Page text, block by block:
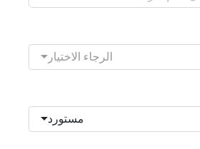
الرجاء الاختيار
مستورد